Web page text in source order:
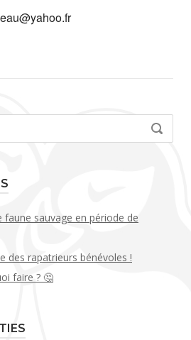
SEARCH
sauvage en période de
des rapatrieurs bénévoles !
faire ? 🤔